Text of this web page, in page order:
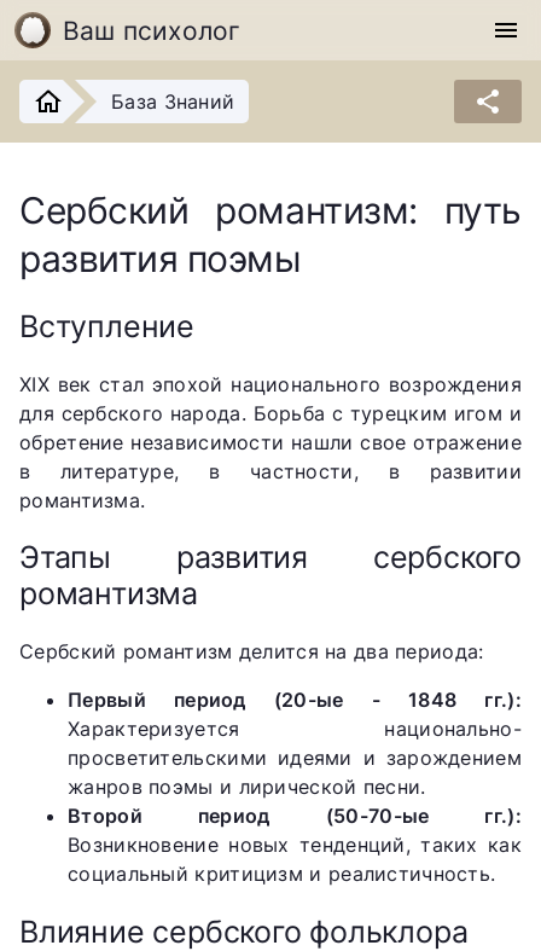
Ваш психолог menu
База Знаний share
Сербский романтизм: путь
развития поэмы
Вступление
XIX век стал эпохой национального возрождения
для сербского народа. Борьба с турецким игом и
обретение независимости нашли свое отражение
в литературе, в частности, в развитии
романтизма.
Этапы развития сербского
романтизма
Сербский романтизм делится на два периода:
Первый период (20-ые - 1848 гг.):
Характеризуется национально-
просветительскими идеями и зарождением
жанров поэмы и лирической песни.
Второй период (50-70-ые гг.):
Возникновение новых тенденций, таких как
социальный критицизм и реалистичность.
Влияние сербского фольклора